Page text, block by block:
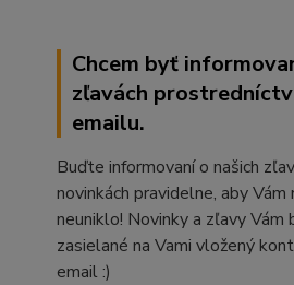
Chcem byť
zľavách
emailu.
Buďte informovaní o našich
novinkách pravidelne, aby Vám
neuniklo! Novinky a zľavy Vám
zasielané na Vami vložený
email :)